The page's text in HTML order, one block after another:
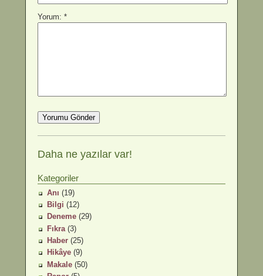
Yorum: *
Daha ne yazılar var!
Kategoriler
Anı (19)
Bilgi (12)
Deneme (29)
Fıkra (3)
Haber (25)
Hikâye (9)
Makale (50)